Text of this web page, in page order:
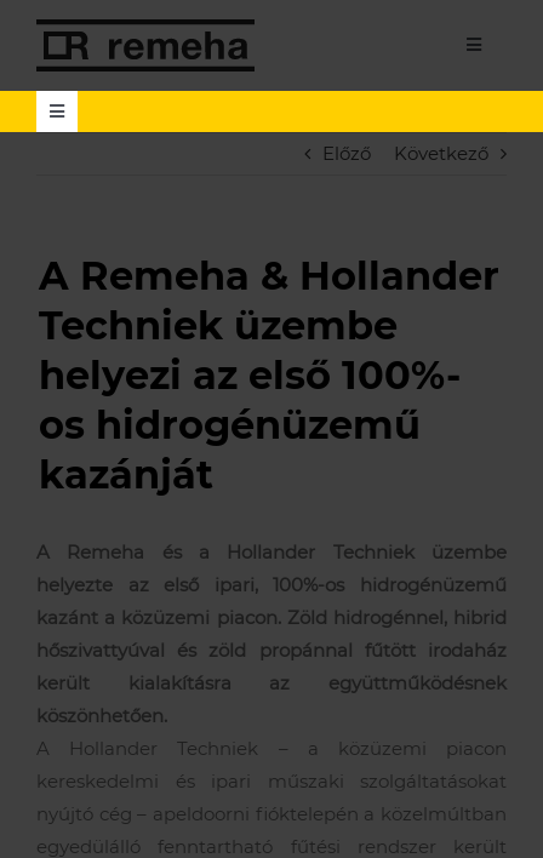
Kihagyás
Toggle
Lakossági
Szervizpartnereknek
Toggle
Termékek
Hírek
Aktuális híreink
Akciók
Támogatások
Hasznos információk
Tanácsadás és karbantartás
Kapcsolatfelvételi űrlap
Műszaki, értékesítési tanácsadás
Szerviz szolgáltatások
Szolgáltatás megrendelés
A Remeha
Elérhetőségeink
Előző Következő
A Remeha & Hollander
Techniek üzembe
helyezi az első 100%-
os hidrogénüzemű
kazánját
A Remeha és a Hollander Techniek üzembe
helyezte az első ipari, 100%-os hidrogénüzemű
kazánt a közüzemi piacon. Zöld hidrogénnel, hibrid
hőszivattyúval és zöld propánnal fűtött irodaház
került kialakításra az együttműködésnek
köszönhetően.
A Hollander Techniek – a közüzemi piacon
kereskedelmi és ipari műszaki szolgáltatásokat
nyújtó cég – apeldoorni fióktelepén a közelmúltban
egyedülálló fenntartható fűtési rendszer került